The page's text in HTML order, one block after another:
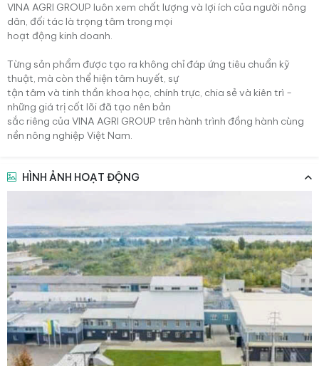
VINA AGRI GROUP luôn xem chất lượng và lợi ích của người nông
dân, đối tác là trọng tâm trong mọi
hoạt động kinh doanh.
Từng sản phẩm được tạo ra không chỉ đáp ứng tiêu chuẩn kỹ
thuật, mà còn thể hiện tâm huyết, sự
tận tâm và tinh thần khoa học, chính trực, chia sẻ và kiên trì -
những giá trị cốt lõi đã tạo nên bản
sắc riêng của VINA AGRI GROUP trên hành trình đồng hành cùng
nền nông nghiệp Việt Nam.
HÌNH ẢNH HOẠT ĐỘNG